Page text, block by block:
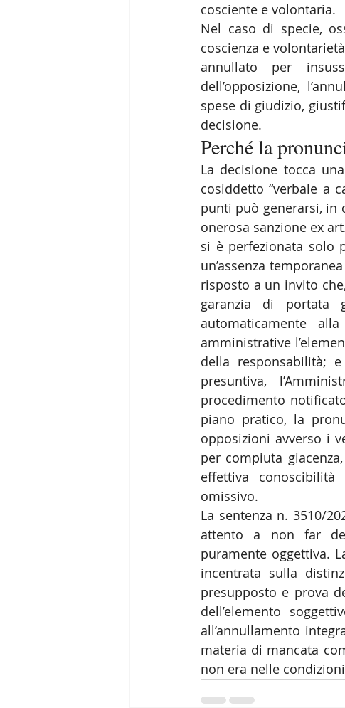
cosciente e volontaria.
Nel caso di specie,
coscienza e
annullato per
dell’opposizione,
spese di giudizio,
decisione.
Perché la
La decisione tocca
cosiddetto “verbale a
punti può generarsi, in
onerosa sanzione ex
si è perfezionata solo
un’assenza
risposto a un invito
garanzia di portata
automaticamente
amministrative
della responsabilità;
presuntiva,
procedimento
piano pratico, la
opposizioni avverso i
per compiuta
effettiva conoscibilità
omissivo.
La sentenza n. 3510/
attento a non far
puramente oggettiva.
incentrata sulla
presupposto e prova
dell’elemento
all’annullamento
materia di mancata
non era nelle